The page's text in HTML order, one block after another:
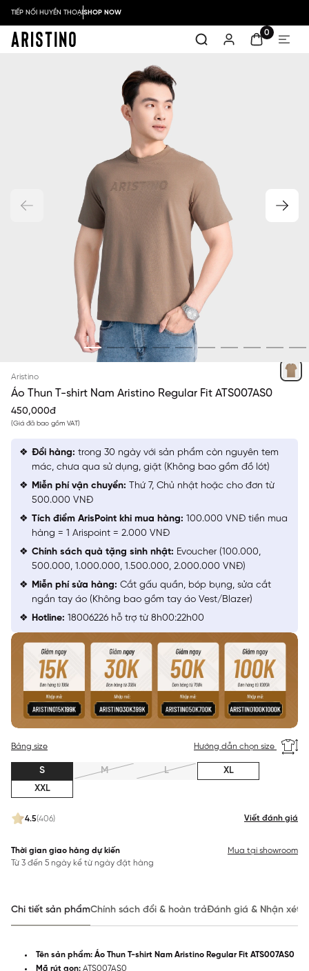
TIẾP NỐI HUYỀN THOẠISHOP NOW
0
Aristino
Áo Thun T-shirt Nam Aristino Regular Fit ATS007AS0
450,000đ
(Giá đã bao gồm VAT)
4.5(406) Viết đánh giá
Bảng size Hướng dẫn chọn size
S M L
XL
XXL
Thời gian giao hàng dự kiến
Từ 3 đến 5 ngày kể từ ngày đặt hàng
Mua tại showroom
Đổi hàng: trong 30 ngày với sản phẩm còn nguyên tem
mác, chưa qua sử dụng, giặt (Không bao gồm đồ lót)
Miễn phí vận chuyển: Thứ 7, Chủ nhật hoặc cho đơn từ
500.000 VNĐ
Tích điểm ArisPoint khi mua hàng: 100.000 VNĐ tiền mua
hàng = 1 Arispoint = 2.000 VNĐ
Chính sách quà tặng sinh nhật: Evoucher (100.000,
500.000, 1.000.000, 1.500.000, 2.000.000 VNĐ)
Miễn phí sửa hàng: Cắt gấu quần, bóp bụng, sửa cắt
ngắn tay áo (Không bao gồm tay áo Vest/Blazer)
Hotline: 18006226 hỗ trợ từ 8h00:22h00
Chi tiết sản phẩmChính sách đổi & hoàn trảĐánh giá & Nhận xét
Tên sản phẩm: Áo Thun T-shirt Nam Aristino Regular Fit ATS007AS0
Mã rút gọn: ATS007AS0